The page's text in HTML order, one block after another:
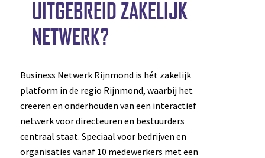
UITGEBREID ZAKELIJK
NETWERK?
Business Netwerk Rijnmond is hét zakelijk
platform in de regio Rijnmond, waarbij het
creëren en onderhouden van een interactief
netwerk voor directeuren en bestuurders
centraal staat. Speciaal voor bedrijven en
organisaties vanaf 10 medewerkers met een